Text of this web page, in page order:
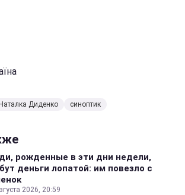
Наталка Диденко синоптик
рожденные в эти дни недели,
деньги лопатой: им повезло с
2026, 20:59